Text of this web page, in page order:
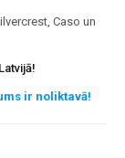
Caso un
ir noliktavā!